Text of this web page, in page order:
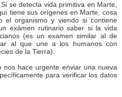
se detecta vida primitiva en Marte,
tiene sus orígenes en Marte, cosa
el organismo y viendo si contiene
exámen rutinario saber si la vida
(es un examen similar al de
al que une a los humanos con
de la Tierra).
hace urgente enviar una nueva
para verificar los datos